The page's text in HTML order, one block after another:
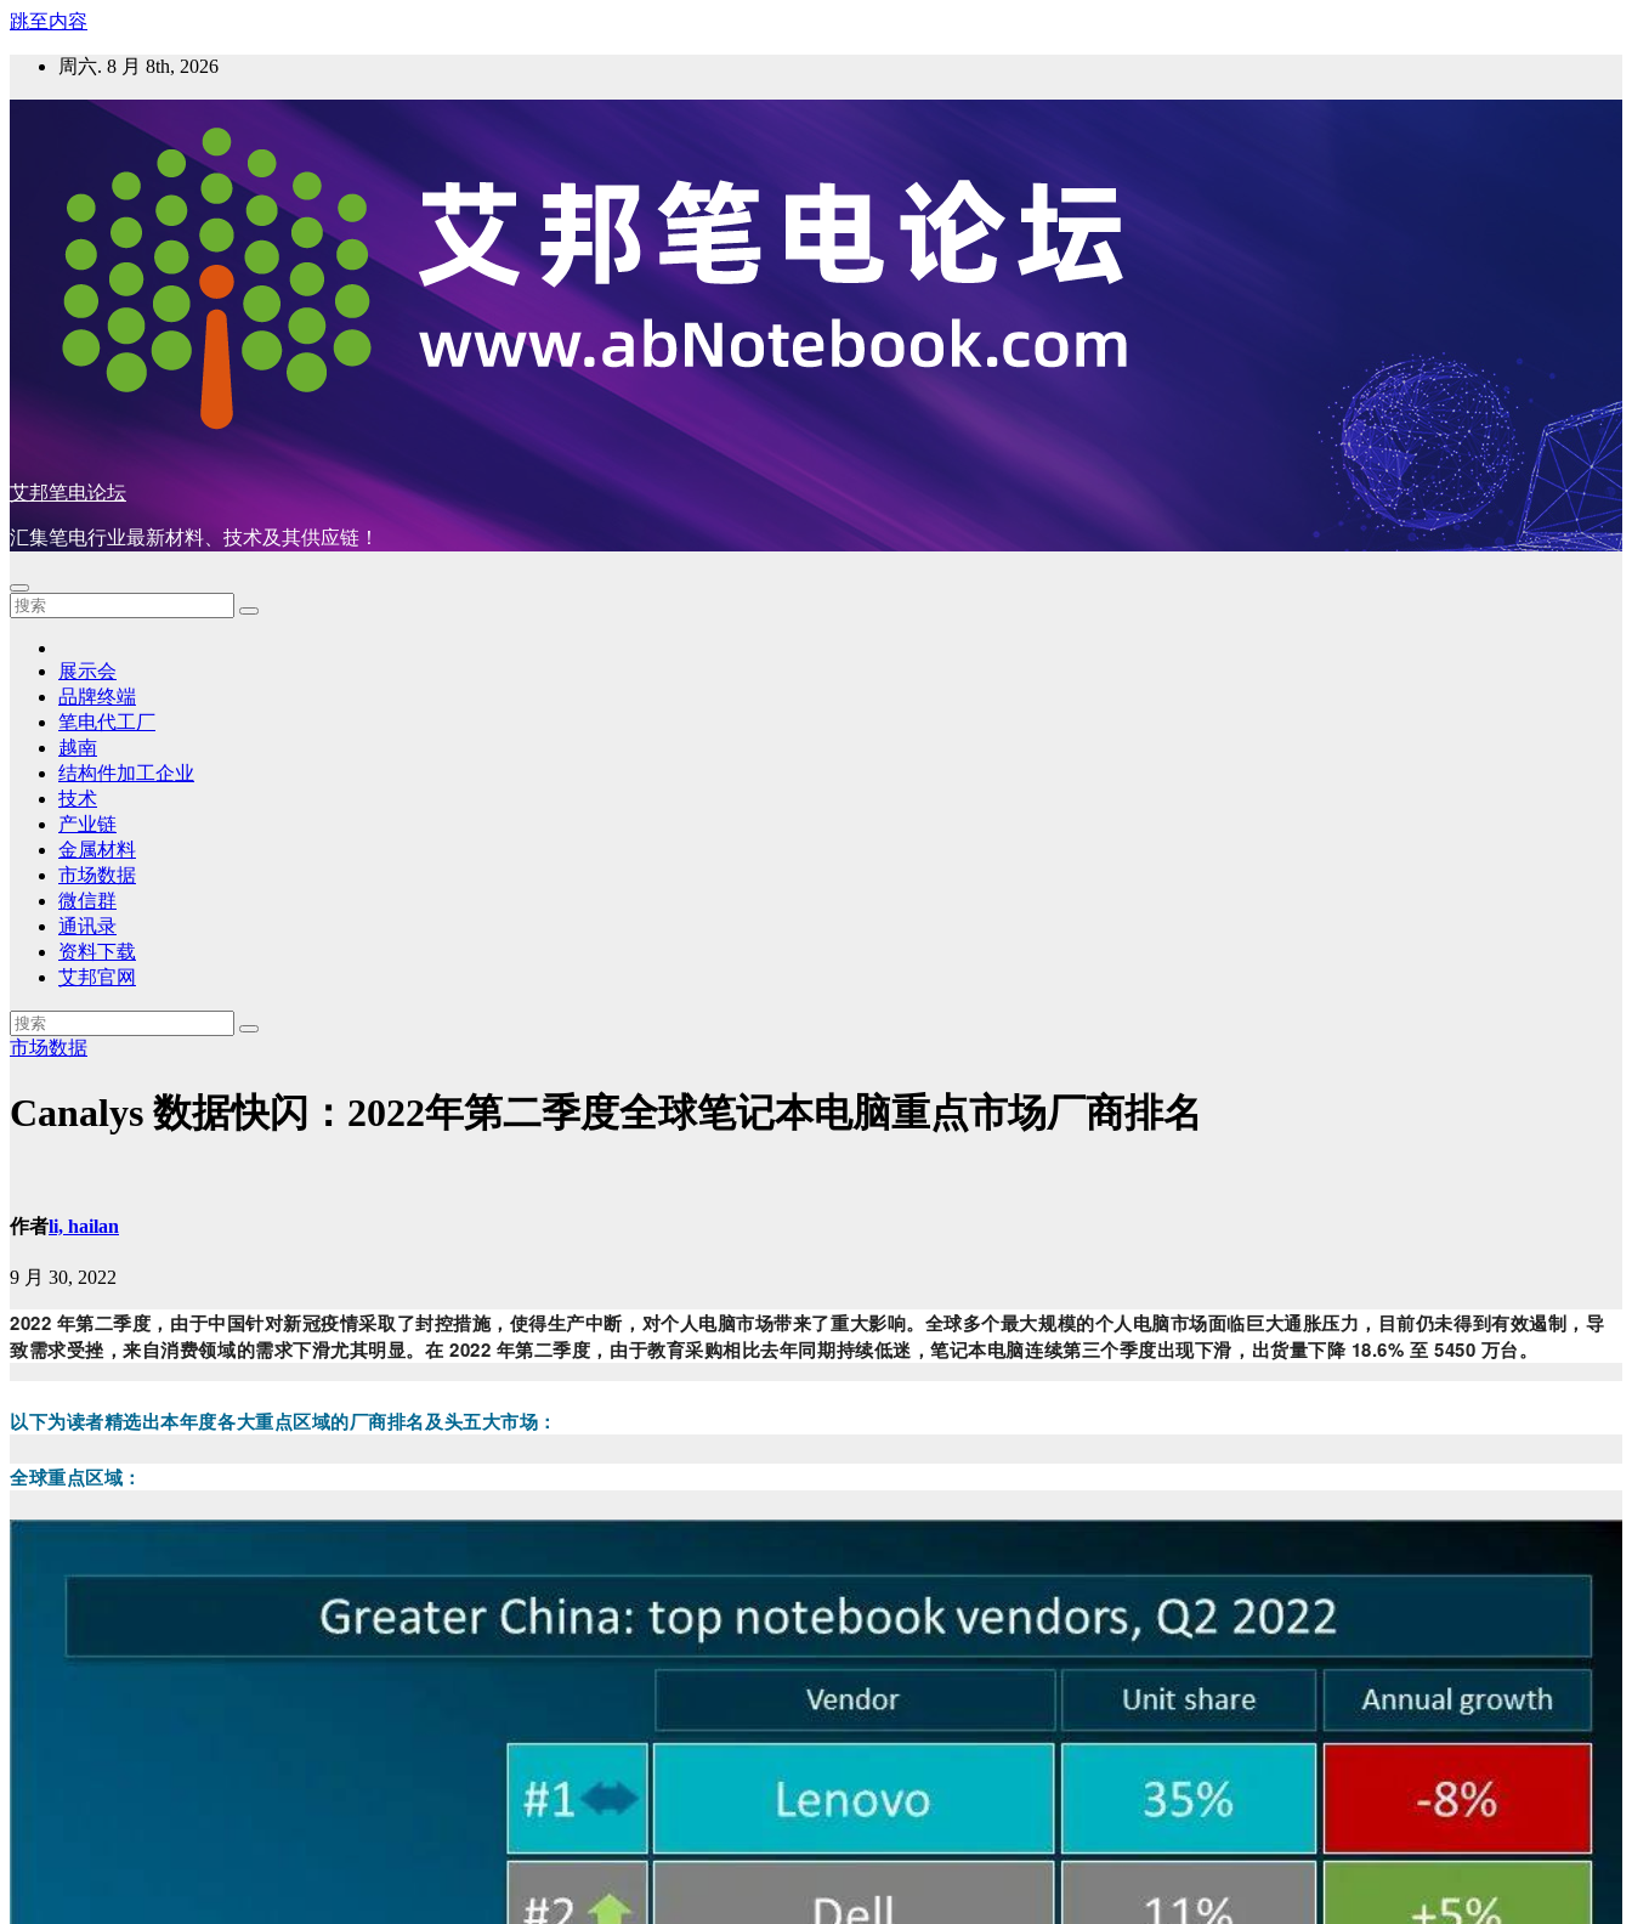
跳至内容
周六. 8 月 8th, 2026
艾邦笔电论坛
汇集笔电行业最新材料、技术及其供应链！
展示会
品牌终端
笔电代工厂
越南
结构件加工企业
技术
产业链
金属材料
市场数据
微信群
通讯录
资料下载
艾邦官网
市场数据
Canalys 数据快闪：2022年第二季度全球笔记本电脑重点市场厂商排名
作者li, hailan
9 月 30, 2022
2022 年第二季度，由于中国针对新冠疫情采取了封控措施，使得生产中断，对个人电脑市场带来了重大影响。全球多个最大规模的个人电脑市场面临巨大通胀压力，目前仍未得到有效遏制，导
致需求受挫，来自消费领域的需求下滑尤其明显。在 2022 年第二季度，由于教育采购相比去年同期持续低迷，笔记本电脑连续第三个季度出现下滑，出货量下降 18.6% 至 5450 万台。
以下为读者精选出本年度各大重点区域的厂商排名及头五大市场：
全球重点区域：